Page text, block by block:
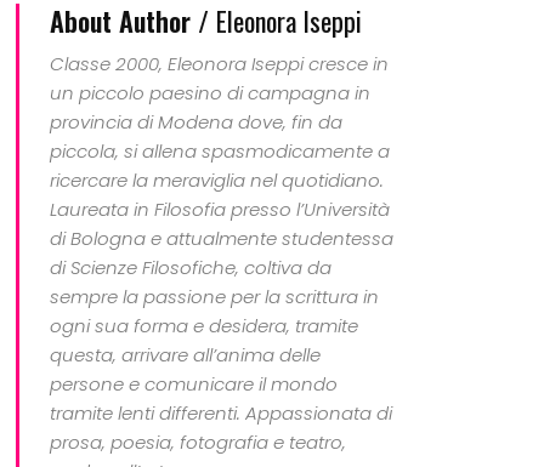
About Author / Eleonora Iseppi
Classe 2000, Eleonora Iseppi cresce in
un piccolo paesino di campagna in
provincia di Modena dove, fin da
piccola, si allena spasmodicamente a
ricercare la meraviglia nel quotidiano.
Laureata in Filosofia presso l’Università
di Bologna e attualmente studentessa
di Scienze Filosofiche, coltiva da
sempre la passione per la scrittura in
ogni sua forma e desidera, tramite
questa, arrivare all’anima delle
persone e comunicare il mondo
tramite lenti differenti. Appassionata di
prosa, poesia, fotografia e teatro,